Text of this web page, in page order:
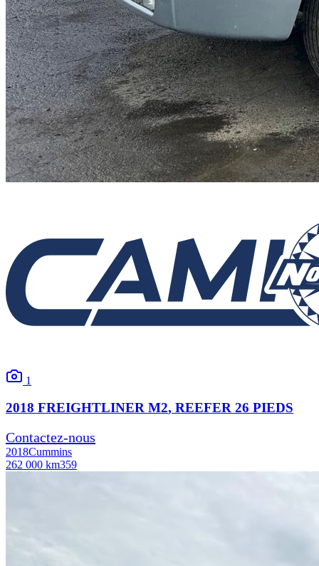
1
2018 FREIGHTLINER M2, REEFER 26 PIEDS
Contactez-nous
2018Cummins
262 000 km359